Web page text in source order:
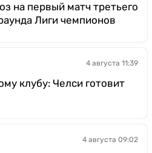
на первый матч третьего
Лиги чемпионов
4 августа 11:39
клубу: Челси готовит
4 августа 09:02